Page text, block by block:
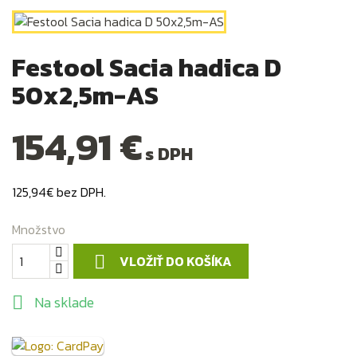
Festool Sacia hadica D
50x2,5m-AS
154,91 €s DPH
125,94€ bez DPH.
Množstvo
 VLOŽIŤ DO KOŠÍKA
 Na sklade